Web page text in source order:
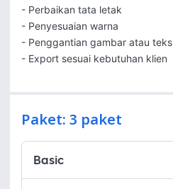
- Perbaikan tata letak
- Penyesuaian warna
- Penggantian gambar atau teks
- Export sesuai kebutuhan klien
Paket: 3 paket
Basic